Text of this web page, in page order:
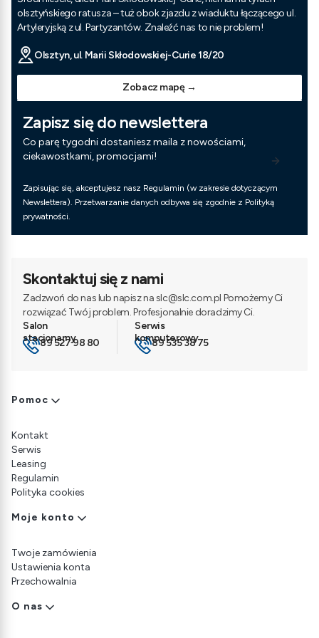
olsztyńskiego ratusza – tuż obok zjazdu z wiaduktu łączącego ul.
Artyleryjską z ul. Partyzantów. Znaleźć nas to nie problem!
Olsztyn, ul. Marii Skłodowskiej-Curie 18/20
Zobacz mapę →
Zapisz się do newslettera
Co parę tygodni dostaniesz maila z nowościami,
ciekawostkami, promocjami!
Zapisując się, akceptujesz nasz Regulamin (w zakresie dotyczącym
Newslettera). Przetwarzanie danych odbywa się zgodnie z Polityką
prywatności.
Skontaktuj się z nami
Zadzwoń do nas lub napisz na slc@slc.com.pl Pomożemy Ci
rozwiązać Twój problem. Profesjonalnie doradzimy Ci.
89 527 98 80 89 535 38 75
Linki w stopce
Pomoc
Kontakt
Serwis
Leasing
Regulamin
Polityka cookies
Moje konto
Twoje zamówienia
Ustawienia konta
Przechowalnia
O nas